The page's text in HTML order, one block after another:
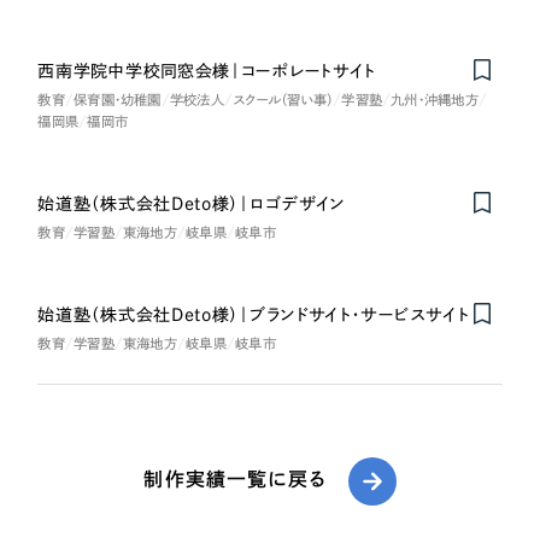
西南学院中学校同窓会様｜コーポレートサイト
教育 保育園・幼稚園 学校法人 スクール（習い事） 学習塾
九州・沖縄地方
福岡県
福岡市
始道塾（株式会社Deto様）｜ロゴデザイン
教育 学習塾 東海地方 岐阜県 岐阜市
始道塾（株式会社Deto様）｜ブランドサイト・サービスサイト
教育 学習塾 東海地方 岐阜県 岐阜市
制作実績一覧に戻る